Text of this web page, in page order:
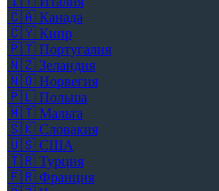
🇨🇦 Канада
🇨🇾 Кипр
🇵🇹 Португалия
🇳🇿 Зеландия
🇳🇴 Норвегия
🇵🇱 Польша
🇲🇹 Мальта
🇸🇰 Словакия
🇺🇸 США
🇹🇷 Турция
🇫🇷 Франция